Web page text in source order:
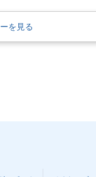
を見る